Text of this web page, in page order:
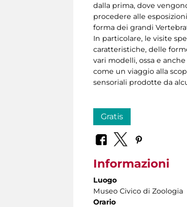
dalla prima, dove
procedere alle
forma dei grandi
In particolare, le visite
caratteristiche, delle
vari modelli, ossa e
come un viaggio alla
sensoriali prodotte da
Gratis
Informazioni
Luogo
Museo Civico di Zoologia
Orario